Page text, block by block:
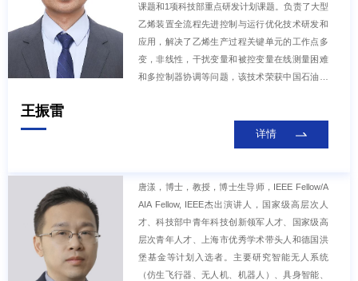
课题和1项科技部重点研发计划课题。负责了大型
乙烯装置全流程先进控制与运行优化技术研发和
应用，解决了乙烯生产过程关键单元的工作点多
变，非线性，干扰变量和被控变量在线测量困难
和多控制器协调等问题，该技术荣获中国石油和
置优化运行水平，降低装置能耗，增加高附加值
产品收率和经济效益。荣获国家科技进步二等奖2
刊和会议上发表论文80多篇。主要研究方向：复
杂工业过程建模、控制及优化，机器学习理论与
应用，群智能优化与应用，故障监测与诊断等。
王振雷
详情
唐漾，博士，教授，博士生导师，IEEE Fellow/A
AIA Fellow, IEEE杰出演讲人，国家级高层次人
才、科技部中青年科技创新领军人才、国家级高
层次青年人才、上海市优秀学术带头人和德国洪
堡基金等计划入选者。主要研究智能无人系统
（仿生飞行器、无人机、机器人）、具身智能、